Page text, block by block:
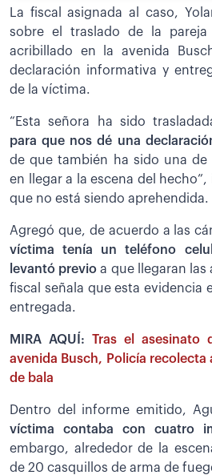
La fiscal asignada al caso,
sobre el traslado de la
acribillado en la avenida
declaración informativa y
de la víctima.
“Esta señora ha sido
para que nos dé una
de que también ha sido una de
en llegar a la escena del
que no está siendo aprehendida.
Agregó que, de acuerdo a las
víctima tenía un teléfono
levantó previoa que llegaran las
fiscal señala que esta evidencia
entregada.
MIRA AQUÍ: Tras el asesinato
avenida Busch, Policía recolecta
de bala
Dentro del informe emitido,
víctima contaba con cuatro
embargo, alrededor de la
de 20 casquillos de arma de